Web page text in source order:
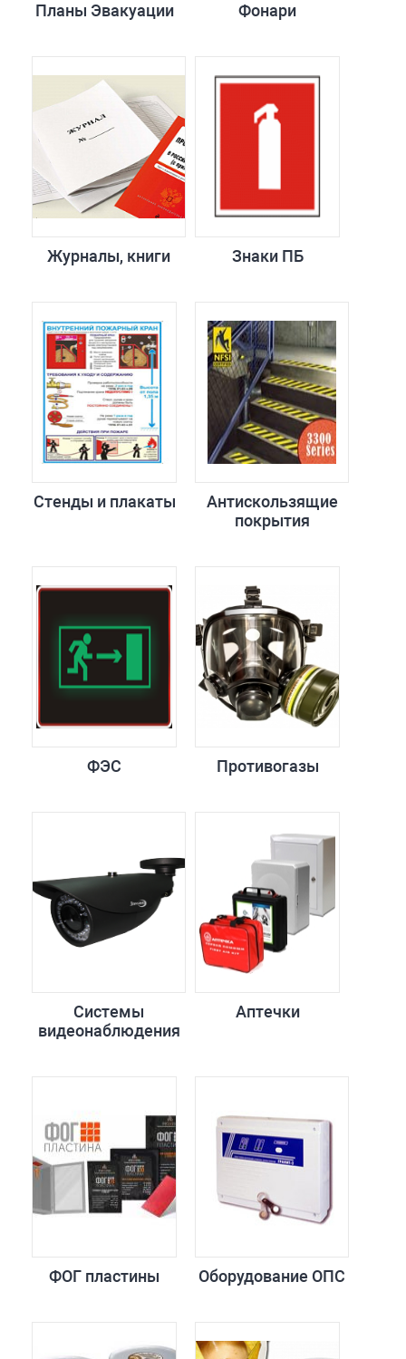
Планы Эвакуации Фонари
Журналы, книги Знаки ПБ
Стенды и плакаты
Антискользящие
покрытия
ФЭС Противогазы
Системы
видеонаблюдения
Аптечки
ФОГ пластины Оборудование ОПС